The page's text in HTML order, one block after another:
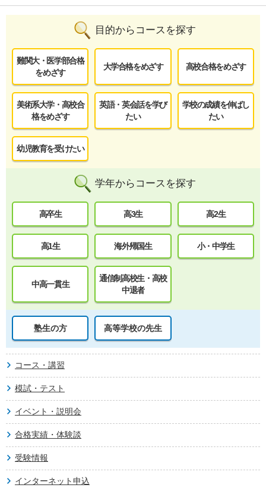
目的からコースを探す
難関大・医学部合格
をめざす
大学合格をめざす 高校合格をめざす
美術系大学・高校合
格をめざす
英語・英会話を学び
たい
学校の成績を伸ばし
たい
幼児教育を受けたい
学年からコースを探す
高卒生 高3生 高2生
高1生 海外帰国生 小・中学生
中高一貫生
通信制高校生・高校
中退者
塾生の方 高等学校の先生
コース・講習
模試・テスト
イベント・説明会
合格実績・体験談
受験情報
インターネット申込